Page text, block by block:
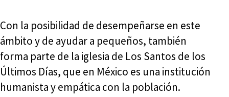
Con la posibilidad de desempeñarse en este
ámbito y de ayudar a pequeños, también
forma parte de la iglesia de Los Santos de los
Últimos Días, que en México es una institución
humanista y empática con la población.